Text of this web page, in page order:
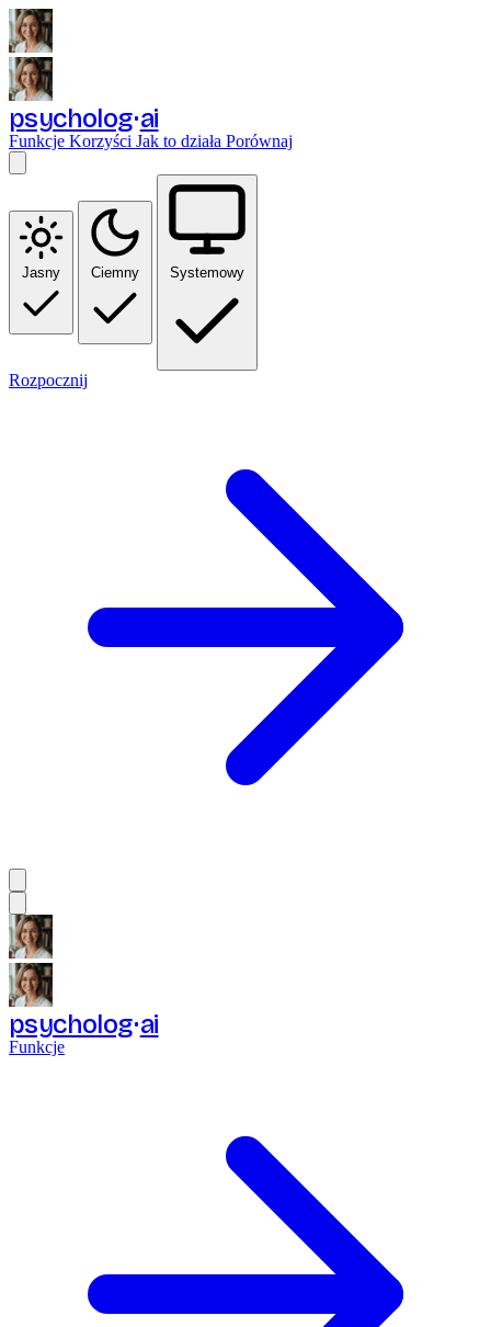
psycholog ai
Funkcje Korzyści Jak to działa Porównaj
Jasny Ciemny Systemowy
Rozpocznij
psycholog ai
Funkcje